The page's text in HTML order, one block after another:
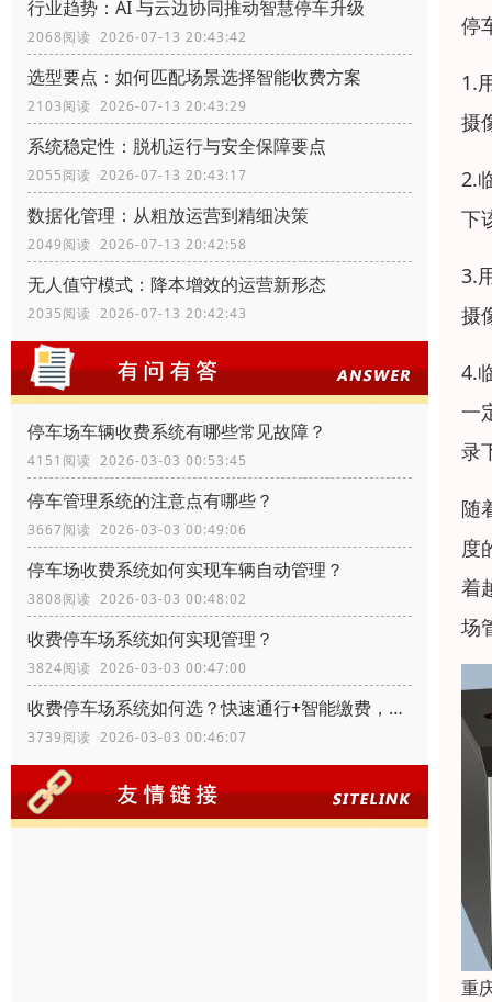
行业趋势：AI 与云边协同推动智慧停车升级
2068阅读 2026-07-13 20:43:42
选型要点：如何匹配场景选择智能收费方案
2103阅读 2026-07-13 20:43:29
系统稳定性：脱机运行与安全保障要点
2055阅读 2026-07-13 20:43:17
数据化管理：从粗放运营到精细决策
2049阅读 2026-07-13 20:42:58
无人值守模式：降本增效的运营新形态
2035阅读 2026-07-13 20:42:43
停车场车辆收费系统有哪些常见故障？
4151阅读 2026-03-03 00:53:45
停车管理系统的注意点有哪些？
3667阅读 2026-03-03 00:49:06
停车场收费系统如何实现车辆自动管理？
3808阅读 2026-03-03 00:48:02
收费停车场系统如何实现管理？
3824阅读 2026-03-03 00:47:00
收费停车场系统如何选？快速通行+智能缴费，适配多场景需求
3739阅读 2026-03-03 00:46:07
停
1.
摄
2.
下
3.
摄
4.
一
录
随
度
着
场
重